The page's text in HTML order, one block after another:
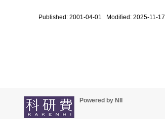
Published: 2001-04-01 Modified: 2025-11-17
Powered by NII